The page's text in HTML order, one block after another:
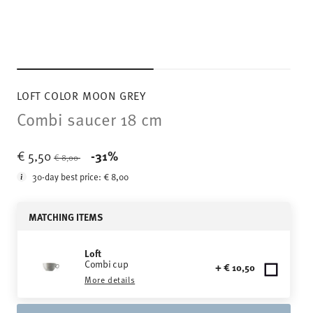
LOFT COLOR MOON GREY
Combi saucer 18 cm
€ 5,50 Price reduced from
€ 8,00 -31%
30-day best price:€ 8,00
MATCHING ITEMS
Loft
Combi cup
More details
+ € 10,50